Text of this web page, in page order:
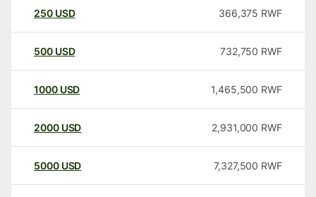
250 USD 366,375 RWF
500 USD 732,750 RWF
1000 USD 1,465,500 RWF
2000 USD 2,931,000 RWF
5000 USD 7,327,500 RWF